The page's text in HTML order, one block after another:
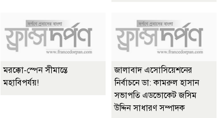
মরক্কো-স্পেন সীমান্তে
মহাবিপর্যয়!
জালাবাদ এসোসিয়েশনের
নির্বাচনে ডা: কামরুল হাসান
সভাপতি এডভোকেট জসিম
উদ্দিন সাধারণ সম্পাদক